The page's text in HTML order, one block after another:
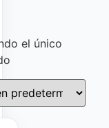
el único